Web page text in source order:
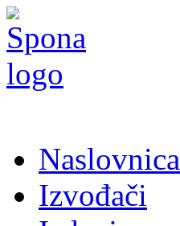
Naslovnica
Izvođači